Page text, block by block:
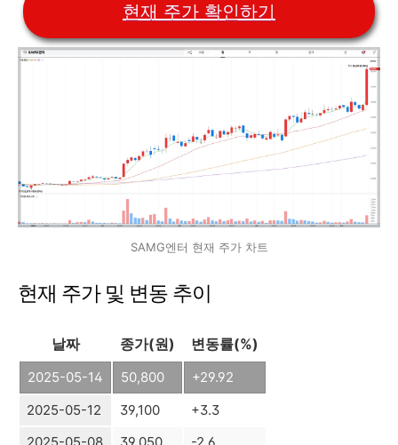
현재 주가 확인하기
SAMG엔터 현재 주가 차트
현재 주가 및 변동 추이
날짜 종가(원) 변동률(%)
2025-05-14 50,800
+29.92
2025-05-12
39,100
+3.3